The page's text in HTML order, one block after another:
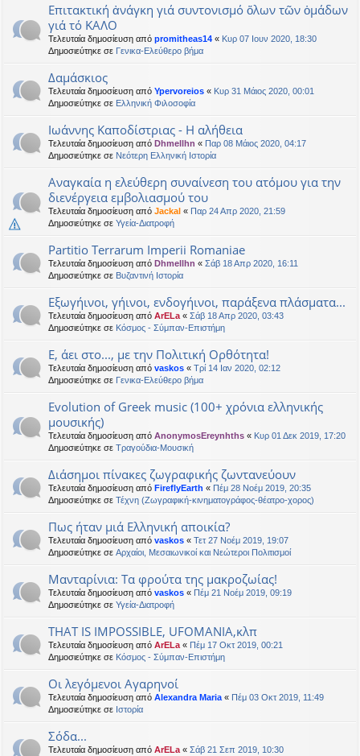
Επιτακτική ἀνάγκη γιά συντονισμό ὅλων τῶν ὁμάδων
γιά τό ΚΑΛΟ
Τελευταία δημοσίευση από promitheas14 « Κυρ 07 Ιουν 2020, 18:30
Δημοσιεύτηκε σε Γενικα-Ελεύθερο βήμα
Δαμάσκιος
Τελευταία δημοσίευση από Ypervoreios « Κυρ 31 Μάιος 2020, 00:01
Δημοσιεύτηκε σε Ελληνική Φιλοσοφία
Ιωάννης Καποδίστριας - Η αλήθεια
Τελευταία δημοσίευση από Dhmellhn « Παρ 08 Μάιος 2020, 04:17
Δημοσιεύτηκε σε Νεότερη Ελληνική Ιστορία
Αναγκαία η ελεύθερη συναίνεση του ατόμου για την
διενέργεια εμβολιασμού του
Τελευταία δημοσίευση από Jackal « Παρ 24 Απρ 2020, 21:59
Δημοσιεύτηκε σε Υγεία-Διατροφή
Partitio Terrarum Imperii Romaniae
Τελευταία δημοσίευση από Dhmellhn « Σάβ 18 Απρ 2020, 16:11
Δημοσιεύτηκε σε Βυζαντινή Ιστορία
Εξωγήινοι, γήινοι, ενδογήινοι, παράξενα πλάσματα...
Τελευταία δημοσίευση από ArELa « Σάβ 18 Απρ 2020, 03:43
Δημοσιεύτηκε σε Κόσμος - Σύμπαν-Επιστήμη
Ε, άει στο..., με την Πολιτική Ορθότητα!
Τελευταία δημοσίευση από vaskos « Τρί 14 Ιαν 2020, 02:12
Δημοσιεύτηκε σε Γενικα-Ελεύθερο βήμα
Evolution of Greek music (100+ χρόνια ελληνικής
μουσικής)
Τελευταία δημοσίευση από AnonymosEreynhths « Κυρ 01 Δεκ 2019, 17:20
Δημοσιεύτηκε σε Τραγούδια-Μουσική
Διάσημοι πίνακες ζωγραφικής ζωντανεύουν
Τελευταία δημοσίευση από FireflyEarth « Πέμ 28 Νοέμ 2019, 20:35
Δημοσιεύτηκε σε Τέχνη (Ζωγραφική-κινηματογράφος-θέατρο-χορος)
Πως ήταν μιά Ελληνική αποικία?
Τελευταία δημοσίευση από vaskos « Τετ 27 Νοέμ 2019, 19:07
Δημοσιεύτηκε σε Αρχαίοι, Μεσαιωνικοί και Νεώτεροι Πολιτισμοί
Μανταρίνια: Τα φρούτα της μακροζωίας!
Τελευταία δημοσίευση από vaskos « Πέμ 21 Νοέμ 2019, 09:19
Δημοσιεύτηκε σε Υγεία-Διατροφή
THAT IS IMPOSSIBLE, UFOMANIA,κλπ
Τελευταία δημοσίευση από ArELa « Πέμ 17 Οκτ 2019, 00:21
Δημοσιεύτηκε σε Κόσμος - Σύμπαν-Επιστήμη
Οι λεγόμενοι Αγαρηνοί
Τελευταία δημοσίευση από Alexandra Maria « Πέμ 03 Οκτ 2019, 11:49
Δημοσιεύτηκε σε Ιστορία
Σόδα...
Τελευταία δημοσίευση από ArELa « Σάβ 21 Σεπ 2019, 10:30